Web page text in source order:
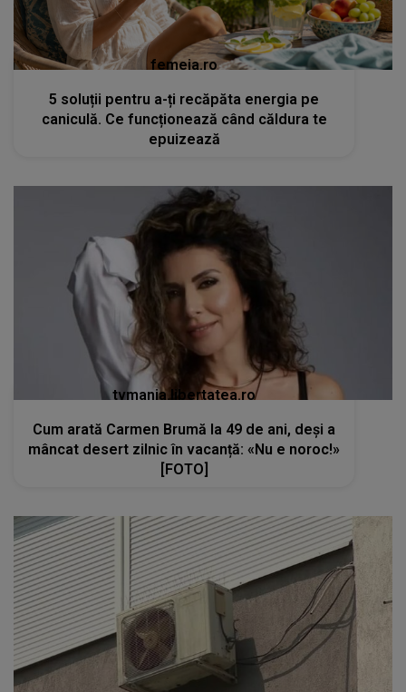
femeia.ro
5 soluții pentru a-ți recăpăta energia pe
caniculă. Ce funcționează când căldura te
epuizează
tvmania.libertatea.ro
Cum arată Carmen Brumă la 49 de ani, deși a
mâncat desert zilnic în vacanță: «Nu e noroc!»
[FOTO]